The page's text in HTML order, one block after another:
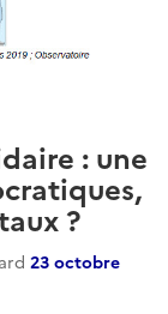
: une
?
23 octobre